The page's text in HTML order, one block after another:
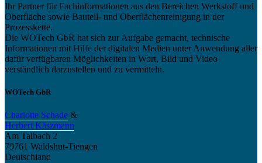
Ihr Partner für Fachinformationen aus den Bereichen Werkstoff und
Oberfläche sowie Bauteil- und Oberflächenreinigung in der
Prozesskette.
Die WOTech GbR hat sich zur Aufgabe gemacht, technische
Informationen mit Hilfe der digitalen Medien unter Anwendung aller
dafür verfügbaren Möglichkeiten in Wort, Bild und Video
verständlich darzustellen und zu vermitteln.
WOTech GbR
Charlotte Schade &
Herbert Käszmann
Am Talbach 2
79761 Waldshut-Tiengen
Deutschland